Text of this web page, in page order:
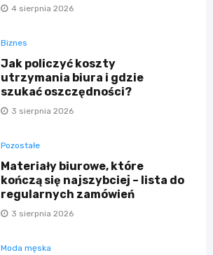
4 sierpnia 2026
Biznes
Jak policzyć koszty
utrzymania biura i gdzie
szukać oszczędności?
3 sierpnia 2026
Pozostałe
Materiały biurowe, które
kończą się najszybciej – lista do
regularnych zamówień
3 sierpnia 2026
Moda męska